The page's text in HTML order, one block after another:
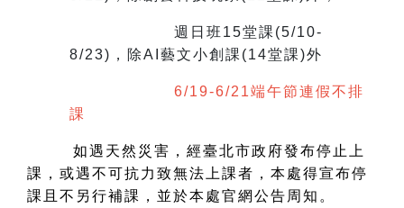
週日班15堂課(5/10-
8/23)，除AI藝文小創課(14堂課)外
6/19-6/21端午節連假不排
課
如遇天然災害，經臺北市政府發布停止上
課，或遇不可抗力致無法上課者，本處得宣布停
課且不另行補課，並於本處官網公告周知。